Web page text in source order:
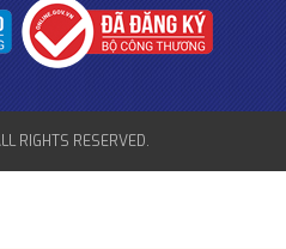
RIGHTS RESERVED.